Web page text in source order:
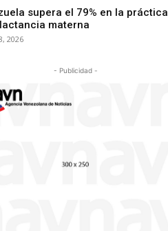
supera el 79% en la práctica
materna
2026
- Publicidad -